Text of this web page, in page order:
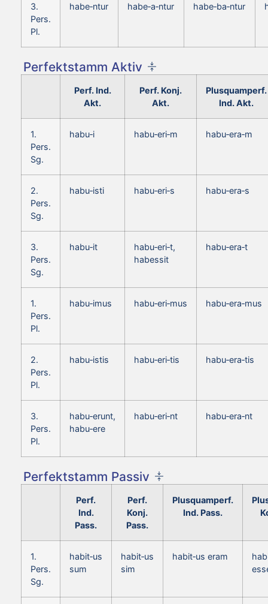
3.
Pers.
Pl.
habe‑ntur habe‑a‑ntur habe‑ba‑ntur
Perfektstamm Aktiv
Perf. Ind.
Akt.
Perf. Konj.
Akt.
Plusquamperf.
Ind. Akt.
1.
Pers.
Sg.
habu‑i habu‑eri‑m habu‑era‑m
2.
Pers.
Sg.
habu‑isti habu‑eri‑s habu‑era‑s
3.
Pers.
Sg.
habu‑it
habu‑eri‑t,
habessit
habu‑era‑t
1.
Pers.
Pl.
habu‑imus habu‑eri‑mus habu‑era‑mus
2.
Pers.
Pl.
habu‑istis habu‑eri‑tis habu‑era‑tis
3.
Pers.
Pl.
habu‑erunt,
habu‑ere
habu‑eri‑nt habu‑era‑nt
Perfektstamm Passiv
Perf.
Ind.
Pass.
Perf.
Konj.
Pass.
Plusquamperf.
Ind. Pass.
1.
Pers.
Sg.
habit‑us
sum
habit‑us
sim
habit‑us eram